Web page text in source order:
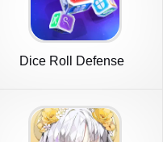
Dice Roll Defense